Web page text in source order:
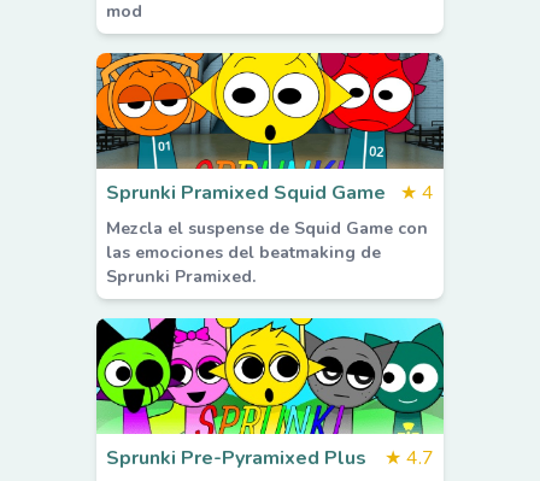
mod
Sprunki Pramixed Squid Game ★ 4
Mezcla el suspense de Squid Game con
las emociones del beatmaking de
Sprunki Pramixed.
Sprunki Pre-Pyramixed Plus ★ 4.7